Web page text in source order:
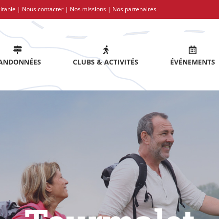
| Nous contacter | Nos missions | Nos partenaires
CLUBS & ACTIVITÉS ÉVÉNEMENTS